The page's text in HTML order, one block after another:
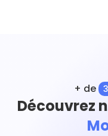
+ de
Découvrez